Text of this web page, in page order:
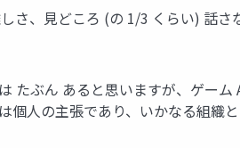
さ、見どころ (の 1/3 くらい) 話
たぶん あると思いますが、ゲー
個人の主張であり、いかなる組織